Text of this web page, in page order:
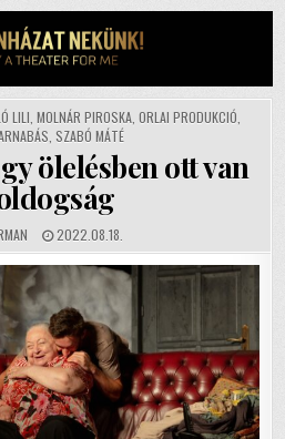
LILI MOLNÁR PIROSKA, ORLAI PRODUKCIÓ
SZABÓ MÁTÉ
ölelésben ott van
PUBLISHED
DATE:
2022.08.18.